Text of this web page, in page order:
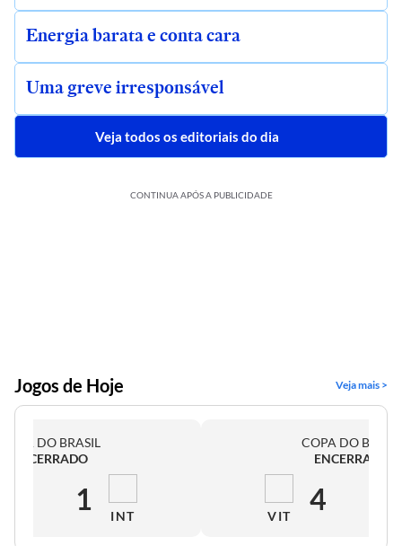
Energia barata e conta cara
Uma greve irresponsável
Veja todos os editoriais do dia
CONTINUA APÓS A PUBLICIDADE
Jogos de Hoje Veja mais >
DO BRASIL
ENCERRADO
1 INT
COPA DO
ENCERRADO
VIT 4